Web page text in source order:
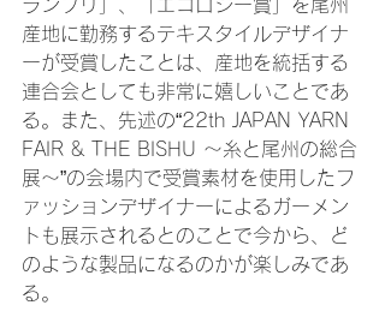
ランプリ」、「エコロジー賞」を尾州
産地に勤務するテキスタイルデザイナ
ーが受賞したことは、産地を統括する
連合会としても非常に嬉しいことであ
る。また、先述の“22th JAPAN YARN
FAIR & THE BISHU ～糸と尾州の総合
展～”の会場内で受賞素材を使用したフ
ァッションデザイナーによるガーメン
トも展示されるとのことで今から、ど
のような製品になるのかが楽しみであ
る。